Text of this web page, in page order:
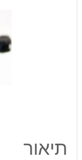
תיאור